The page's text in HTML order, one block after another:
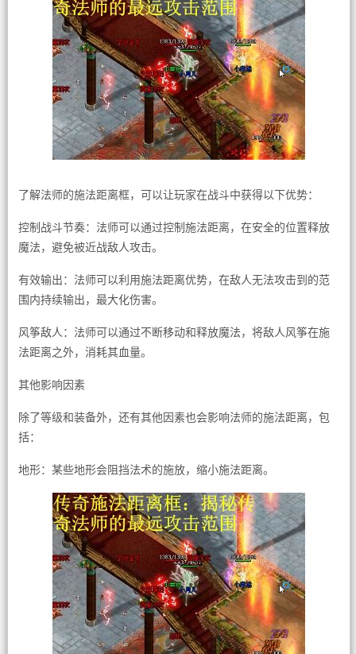
了解法师的施法距离框，可以让玩家在战斗中获得以下优势：
控制战斗节奏：法师可以通过控制施法距离，在安全的位置释放
魔法，避免被近战敌人攻击。
有效输出：法师可以利用施法距离优势，在敌人无法攻击到的范
围内持续输出，最大化伤害。
风筝敌人：法师可以通过不断移动和释放魔法，将敌人风筝在施
法距离之外，消耗其血量。
其他影响因素
除了等级和装备外，还有其他因素也会影响法师的施法距离，包
括：
地形：某些地形会阻挡法术的施放，缩小施法距离。